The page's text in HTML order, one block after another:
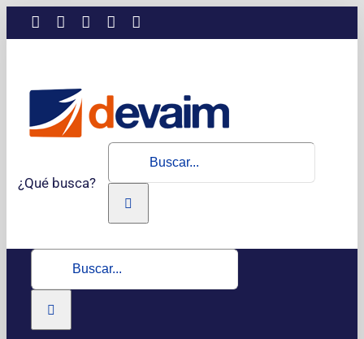
Saltar
LinkedInInstagramFacebook
¿Qué busca?
Buscar:
Buscar: